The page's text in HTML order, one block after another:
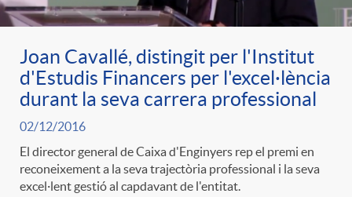
Joan Cavallé, distingit per l'Institut
d'Estudis Financers per l'excel·lència
durant la seva carrera professional
02/12/2016
El director general de Caixa d'Enginyers rep el premi en
reconeixement a la seva trajectòria professional i la seva
excel·lent gestió al capdavant de l'entitat.